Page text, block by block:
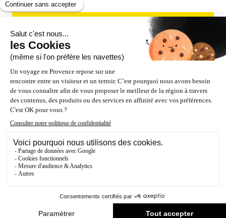
S'INSCRIRE À LA NEWSLETTER
NOS PARTENAIRES
ESPACE PRO / PRESSE
Accessibilité : Partiellement conforme (87%)
Politique de confidentialité